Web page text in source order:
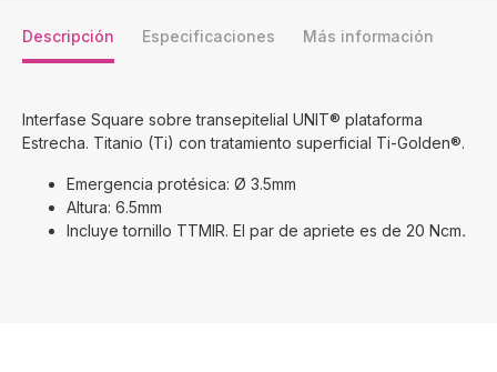
Descripción Especificaciones Más información
Interfase Square sobre transepitelial UNIT® plataforma
Estrecha. Titanio (Ti) con tratamiento superficial Ti-Golden®.
Emergencia protésica: Ø 3.5mm
Altura: 6.5mm
Incluye tornillo TTMIR. El par de apriete es de 20 Ncm.